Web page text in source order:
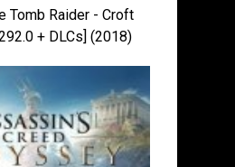
Tomb Raider - Croft
+ DLCs] (2018)